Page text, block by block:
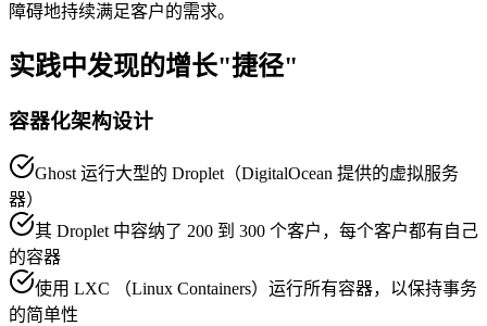
障碍地持续满足客户的需求。
实践中发现的增长"捷径"
容器化架构设计
Ghost 运行大型的 Droplet（DigitalOcean 提供的虚拟服务
器）
其 Droplet 中容纳了 200 到 300 个客户，每个客户都有自己
的容器
使用 LXC （Linux Containers）运行所有容器，以保持事务
的简单性